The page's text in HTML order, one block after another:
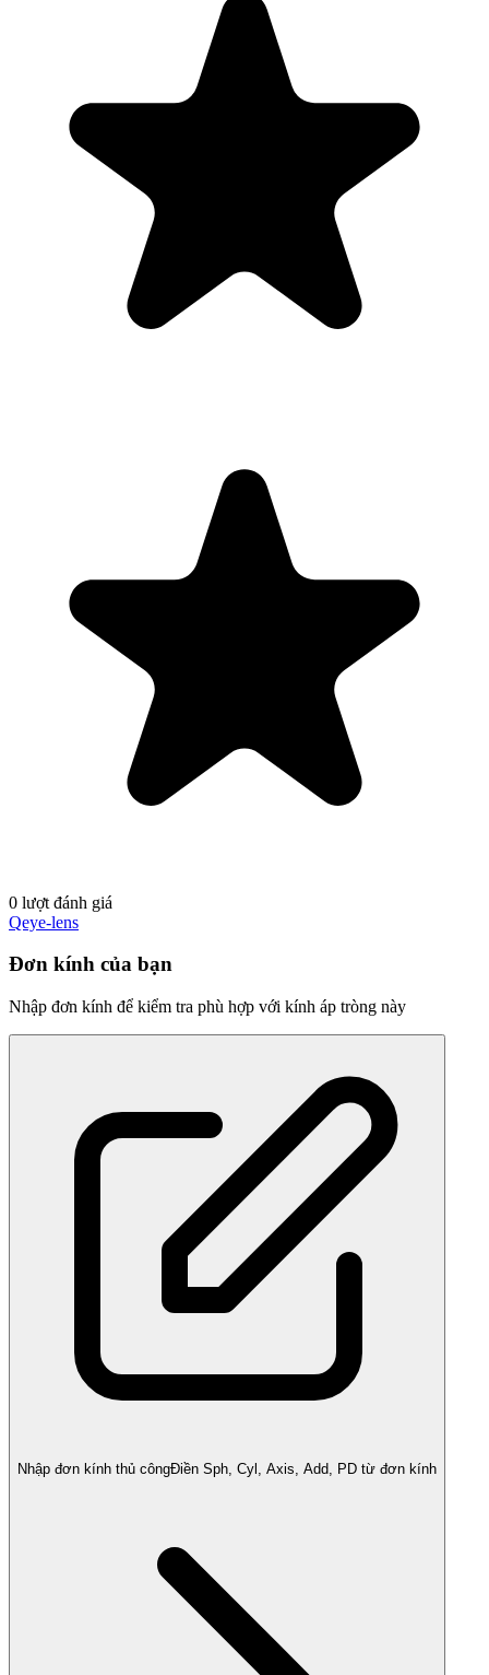
0 lượt đánh giá
Qeye-lens
Đơn kính của bạn
Nhập đơn kính để kiểm tra phù hợp với kính áp tròng này
Nhập đơn kính thủ côngĐiền Sph, Cyl, Axis, Add, PD từ đơn kính